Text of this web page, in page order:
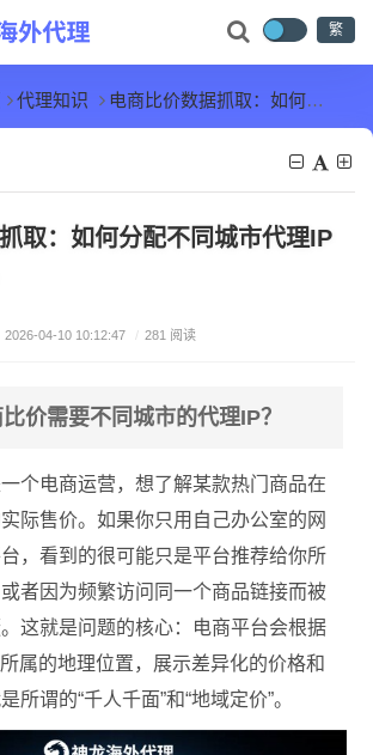
繁
代理知识 电商比价数据抓取：如何分配不同城市代理IP模拟真实用户
取：如何分配不同城市代理IP
2026-04-10 10:12:47 / 281 阅读
价需要不同城市的代理IP？
个电商运营，想了解某款热门商品在
际售价。如果你只用自己办公室的网
，看到的很可能只是平台推荐给你所
者因为频繁访问同一个商品链接而被
这就是问题的核心：电商平台会根据
属的地理位置，展示差异化的价格和
所谓的“千人千面”和“地域定价”。